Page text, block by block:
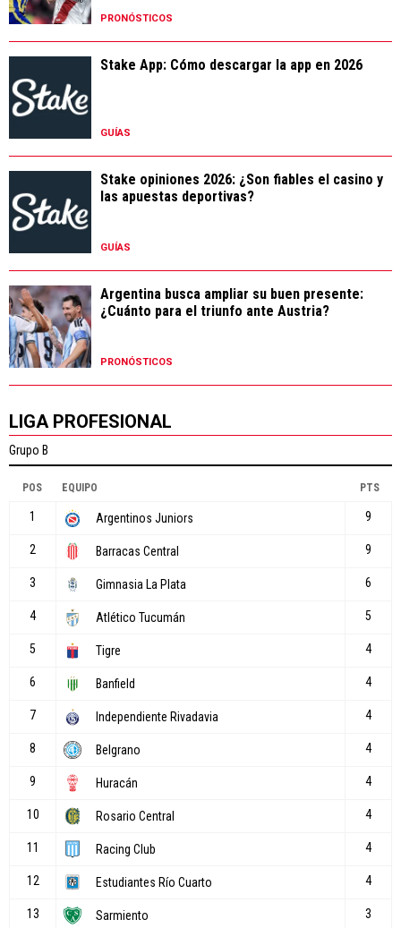
PRONÓSTICOS
Stake App: Cómo descargar la app en 2026
GUÍAS
Stake opiniones 2026: ¿Son fiables el casino y
las apuestas deportivas?
GUÍAS
Argentina busca ampliar su buen presente:
¿Cuánto para el triunfo ante Austria?
PRONÓSTICOS
LIGA PROFESIONAL